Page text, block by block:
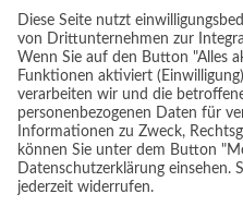
Menü Menü
Link zu Facebook
© Copyright - Luis Elias |
cambium digital